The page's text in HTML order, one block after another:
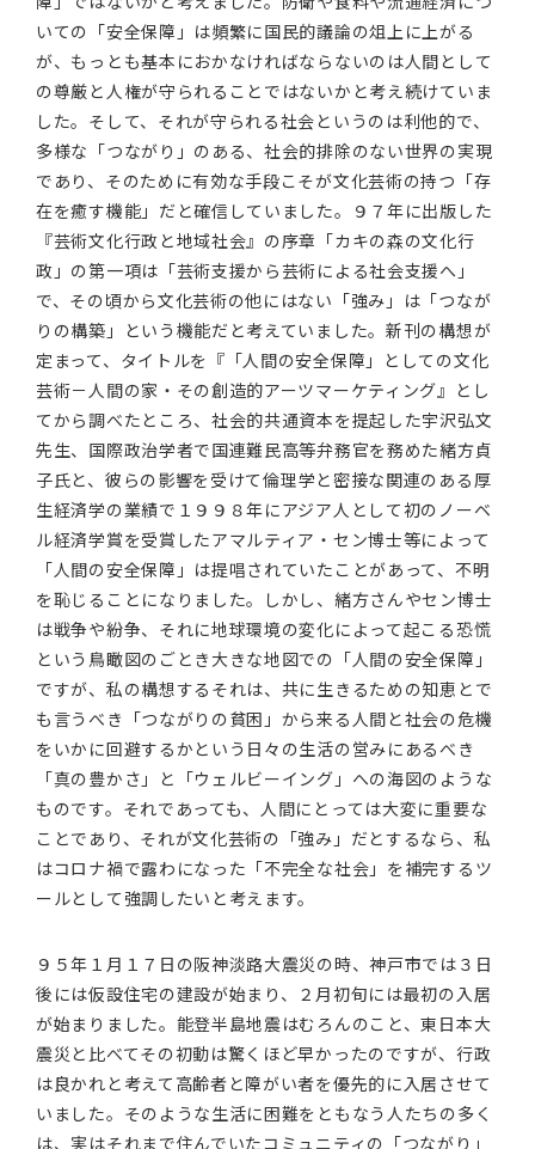
いての「安全保障」は頻繁に国民的議論の俎上に上がる
が、もっとも基本におかなければならないのは人間として
の尊厳と人権が守られることではないかと考え続けていま
した。そして、それが守られる社会というのは利他的で、
多様な「つながり」のある、社会的排除のない世界の実現
であり、そのために有効な手段こそが文化芸術の持つ「存
在を癒す機能」だと確信していました。９７年に出版した
『芸術文化行政と地域社会』の序章「カキの森の文化行
政」の第一項は「芸術支援から芸術による社会支援へ」
で、その頃から文化芸術の他にはない「強み」は「つなが
りの構築」という機能だと考えていました。新刊の構想が
定まって、タイトルを『「人間の安全保障」としての文化
芸術－人間の家・その創造的アーツマーケティング』とし
てから調べたところ、社会的共通資本を提起した宇沢弘文
先生、国際政治学者で国連難民高等弁務官を務めた緒方貞
子氏と、彼らの影響を受けて倫理学と密接な関連のある厚
生経済学の業績で１９９８年にアジア人として初の ノーベ
ル経済学賞を受賞したアマルティア・セン博士等によって
「人間の安全保障」は提唱されていたことがあって、不明
を恥じることになりました。しかし、緒方さんやセン博士
は戦争や紛争、それに地球環境の変化によって起こる恐慌
という鳥瞰図のごとき大きな地図での「人間の安全保障」
ですが、私の構想するそれは、共に生きるための知恵とで
も言うべき「つながりの貧困」から来る人間と社会の危機
をいかに回避するかという日々の生活の営みにあるべき
「真の豊かさ」と「ウェルビーイング」への海図のような
ものです。それであっても、人間にとっては大変に重要な
ことであり、それが文化芸術の「強み」だとするなら、私
はコロナ禍で露わになった「不完全な社会」を補完するツ
ールとして強調したいと考えます。
９５年１月１７日の阪神淡路大震災の時、神戸市では３日
後には仮設住宅の建設が始まり、２月初旬には最初の入居
が始まりました。能登半島地震はむろんのこと、東日本大
震災と比べてその初動は驚くほど早かったのですが、行政
は良かれと考えて高齢者と障がい者を優先的に入居させて
いました。そのような生活に困難をともなう人たちの多く
は、実はそれまで住んでいたコミュニティの「つながり」